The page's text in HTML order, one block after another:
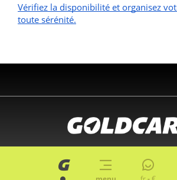
Vérifiez la disponibilité et organisez
toute sérénité.
© 2026 goldcar.es
Mentions légales
Politique de